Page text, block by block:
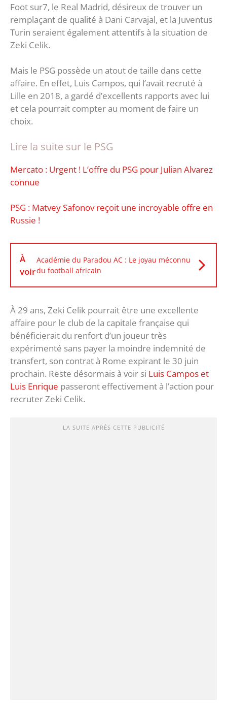
Foot sur7, le Real Madrid, désireux de trouver un
remplaçant de qualité à Dani Carvajal, et la Juventus
Turin seraient également attentifs à la situation de
Zeki Celik.
Mais le PSG possède un atout de taille dans cette
affaire. En effet, Luis Campos, qui l’avait recruté à
Lille en 2018, a gardé d’excellents rapports avec lui
et cela pourrait compter au moment de faire un
choix.
Lire la suite sur le PSG
Mercato : Urgent ! L’offre du PSG pour Julian Alvarez
connue
PSG : Matvey Safonov reçoit une incroyable offre en
Russie !
À
voir
Académie du Paradou AC : Le joyau méconnu
du football africain
À 29 ans, Zeki Celik pourrait être une excellente
affaire pour le club de la capitale française qui
bénéficierait du renfort d’un joueur très
expérimenté sans payer la moindre indemnité de
transfert, son contrat à Rome expirant le 30 juin
prochain. Reste désormais à voir si Luis Campos et
Luis Enrique passeront effectivement à l’action pour
recruter Zeki Celik.
LA SUITE APRÈS CETTE PUBLICITÉ